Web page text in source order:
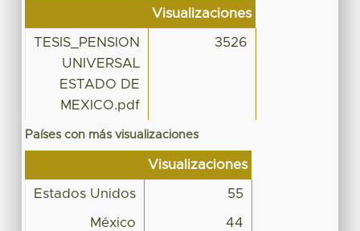
Visualizaciones
TESIS_PENSION
UNIVERSAL
ESTADO DE
MEXICO.pdf
3526
Países con más visualizaciones
Visualizaciones
Estados Unidos 55
México 44